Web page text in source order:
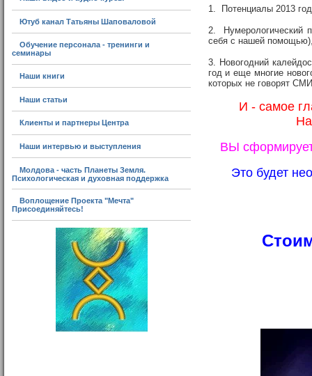
Ютуб канал Татьяны Шаповаловой
Обучение персонала - тренинги и
семинары
Наши книги
Наши статьи
Клиенты и партнеры Центра
Наши интервью и выступления
Молдова - часть Планеты Земля.
Психологическая и духовная поддержка
Воплощение Проекта "Мечта"
Присоединяйтесь!
1. Потенциалы 2013
2. Нумерологический
себя с нашей
3. Новогодний
год и еще многие
которых не говорят
И - самое
ВЫ
Это будет